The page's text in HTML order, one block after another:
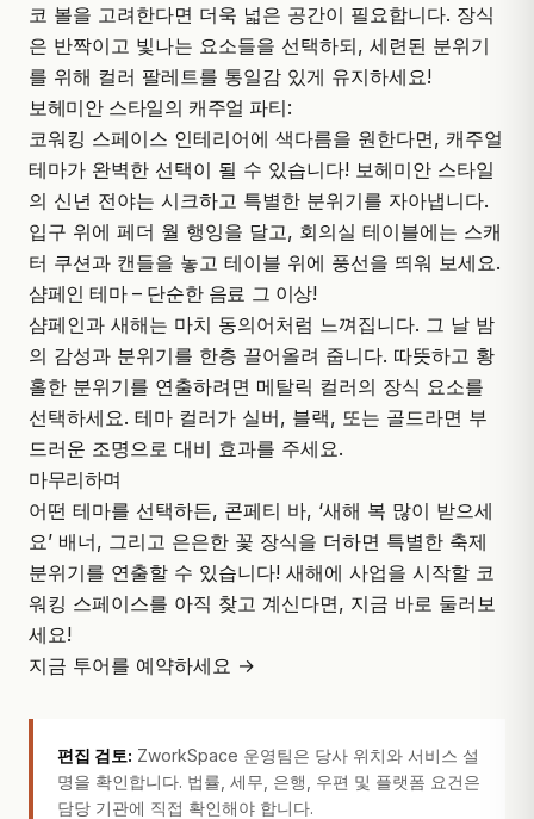
코 볼을 고려한다면 더욱 넓은 공간이 필요합니다. 장식
은 반짝이고 빛나는 요소들을 선택하되, 세련된 분위기
를 위해 컬러 팔레트를 통일감 있게 유지하세요!
보헤미안 스타일의 캐주얼 파티:
코워킹 스페이스 인테리어에 색다름을 원한다면, 캐주얼
테마가 완벽한 선택이 될 수 있습니다! 보헤미안 스타일
의 신년 전야는 시크하고 특별한 분위기를 자아냅니다.
입구 위에 페더 월 행잉을 달고, 회의실 테이블에는 스캐
터 쿠션과 캔들을 놓고 테이블 위에 풍선을 띄워 보세요.
샴페인 테마 – 단순한 음료 그 이상!
샴페인과 새해는 마치 동의어처럼 느껴집니다. 그 날 밤
의 감성과 분위기를 한층 끌어올려 줍니다. 따뜻하고 황
홀한 분위기를 연출하려면 메탈릭 컬러의 장식 요소를
선택하세요. 테마 컬러가 실버, 블랙, 또는 골드라면 부
드러운 조명으로 대비 효과를 주세요.
마무리하며
어떤 테마를 선택하든, 콘페티 바, ‘새해 복 많이 받으세
요’ 배너, 그리고 은은한 꽃 장식을 더하면 특별한 축제
분위기를 연출할 수 있습니다! 새해에 사업을 시작할 코
워킹 스페이스를 아직 찾고 계신다면, 지금 바로 둘러보
세요!
지금 투어를 예약하세요 →
편집 검토: ZworkSpace 운영팀은 당사 위치와 서비스 설
명을 확인합니다. 법률, 세무, 은행, 우편 및 플랫폼 요건은
담당 기관에 직접 확인해야 합니다.